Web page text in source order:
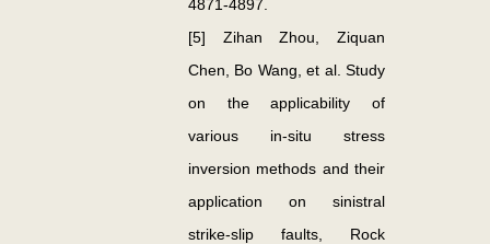
4871-4897.
[5] Zihan Zhou, Ziquan
Chen, Bo Wang, et al. Study
on the applicability of
various in-situ stress
inversion methods and their
application on sinistral
strike-slip faults, Rock